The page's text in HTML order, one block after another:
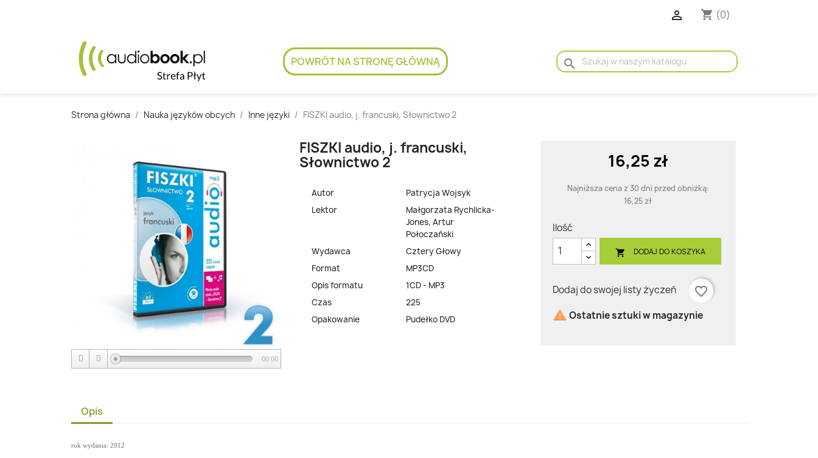
 shopping_cart (0)
POWRÓT NA STRONĘ GŁÓWNĄ search
Strona główna Nauka języków obcych Inne języki FISZKI audio, j. francuski, Słownictwo 2
00:00
FISZKI audio, j. francuski,
Słownictwo 2
Autor
Patrycja Wojsyk
Lektor
Małgorzata Rychlicka-
Jones, Artur
Połoczański
Wydawca
Cztery Głowy
Format
MP3CD
Opis formatu
1CD - MP3
Czas
225
Opakowanie
Pudełko DVD
16,25 zł
Najniższa cena z 30 dni przed obniżką:
16,25 zł
Ilość
 DODAJ DO KOSZYKA
Dodaj do swojej listy życzeń
favorite_border
 Ostatnie sztuki w magazynie
Opis
rok wydania: 2012